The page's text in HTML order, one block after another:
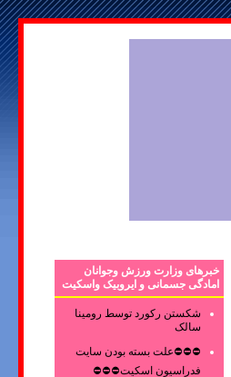
خبرهای وزارت ورزش وجوانان
امادگی جسمانی و ایروبیک واسکیت
شکستن رکورد توسط رومینا
سالک
⛔⛔⛔علت بسته بودن سایت
فدراسیون اسکیت⛔⛔⛔